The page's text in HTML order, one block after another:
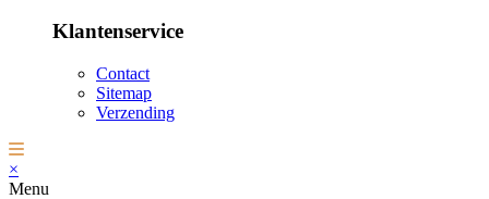
Klantenservice
Contact
Sitemap
Verzending
×
Menu